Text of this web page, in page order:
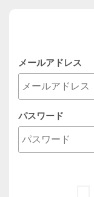
メールアドレス
パスワード